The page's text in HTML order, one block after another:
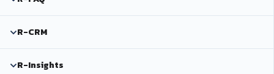
R-CRM
R-Insights